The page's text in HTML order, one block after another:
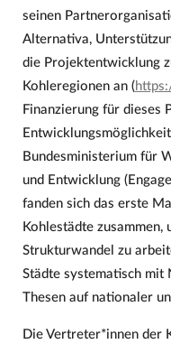
seinen
Alternativa,
die Projektentwicklung
Kohleregionen an (
Finanzierung für dieses
Bundesministerium für
und Entwicklung
fanden sich das erste
Kohlestädte zusammen,
Strukturwandel zu
Städte systematisch mit
Thesen auf nationaler
Die Vertreter*innen der